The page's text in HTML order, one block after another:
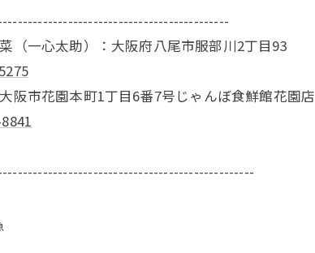
（一心太助）：大阪府八尾市服部川2丁目93
阪市花園本町1丁目6番7号じゃんぼ食鮮館花園店